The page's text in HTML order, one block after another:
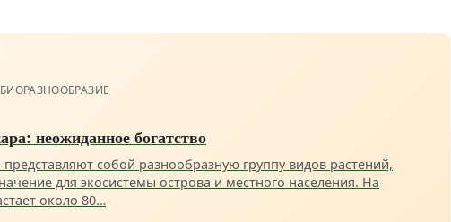
неожиданное богатство
собой разнообразную группу видов растений,
для экосистемы острова и местного населения. На
около 80…